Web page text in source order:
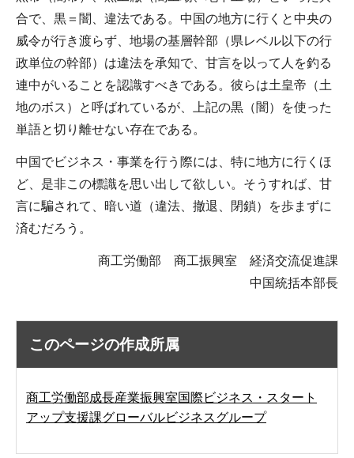
合で、黒＝闇、違法である。中国の地方に行くと中央の
威令が行き渡らず、地場の基層幹部（県レベル以下の行
政単位の幹部）は違法を承知で、甘言を以って人を釣る
連中がいることを認識すべきである。彼らは土皇帝（土
地のボス）と呼ばれているが、上記の黒（闇）を使った
単語と切り離せない存在である。
中国でビジネス・事業を行う際には、特に地方に行くほ
ど、是非この標識を思い出して欲しい。そうすれば、甘
言に騙されて、暗い道（違法、撤退、閉鎖）を歩まずに
済むだろう。
商工労働部 商工振興室 経済交流促進課
中国統括本部長
このページの作成所属
商工労働部成長産業振興室国際ビジネス・スタート
アップ支援課グローバルビジネスグループ